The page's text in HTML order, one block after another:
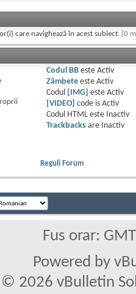
care navighează în acest subiect. (0
Codul BBeste Activ
Zâmbeteeste Activ
Codul
[IMG] este Activ
[VIDEO]
code is Activ
Codul HTML este
Inactiv
Trackbacksare
Inactiv
Reguli Forum
Fus orar:
Powered by
2026 vBulletin